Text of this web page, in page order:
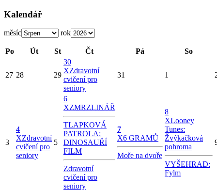
Kalendář
měsíc rok
Po Út St Čt Pá So
27 28 29
30
XZdravotní
cvičení pro
seniory
31 1
3
4
XZdravotní
cvičení pro
seniory
5
6
XZMRZLINÁŘ
TLAPKOVÁ
PATROLA:
DINOSAUŘÍ
FILM
Zdravotní
cvičení pro
seniory
7
X6 GRAMŮ
Moře na dvoře
8
XLooney
Tunes:
Žvýkačková
pohroma
VYŠEHRAD:
Fylm